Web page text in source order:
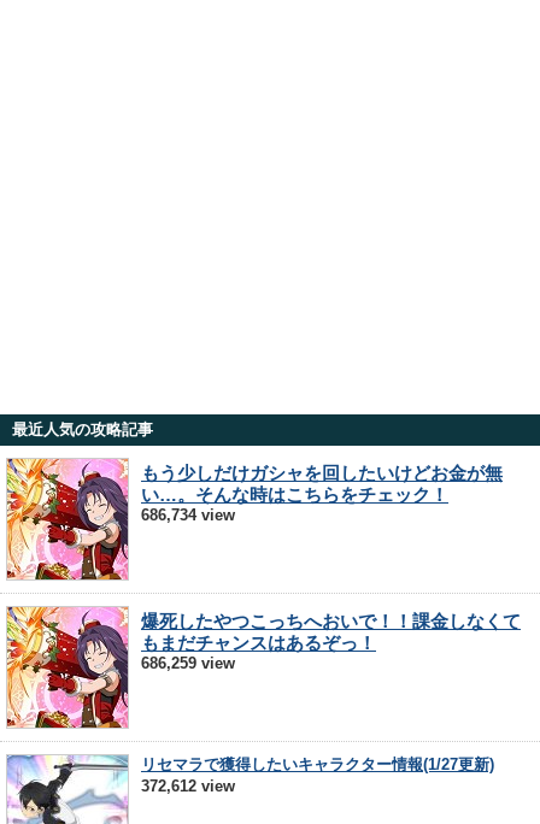
最近人気の攻略記事
もう少しだけガシャを回したいけどお金が無
い…。そんな時はこちらをチェック！
686,734 view
爆死したやつこっちへおいで！！課金しなくて
もまだチャンスはあるぞっ！
686,259 view
リセマラで獲得したいキャラクター情報(1/27更新)
372,612 view